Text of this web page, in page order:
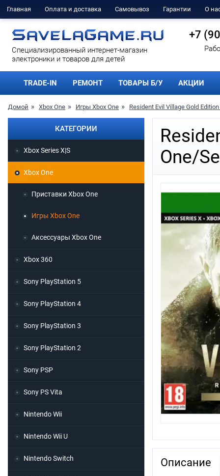
Главная Оплата и доставка Самовывоз Гарантии О
Cпециализированный интернет-магазин
электроники и товаров для детей
+7
TRADE-IN РЕМОНТ ТОВАРЫ Б/У АКЦИИ
Домой Xbox One Игры Xbox One Resident Evil Village Gold
One/
Описание
КАТЕГОРИИ
Xbox Series X|S
Xbox One
Приставки Xbox One
Игры Xbox One
Аксессуары Xbox One
Xbox 360
Sony PlayStation 5
Sony PlayStation 4
Sony PlayStation 3
Sony PlayStation 2
Sony PSP
Sony PS Vita
Nintendo Wii
Nintendo Wii U
Nintendo Switch